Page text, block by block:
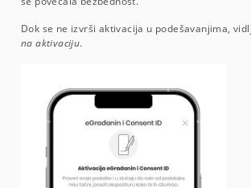
Dok se ne izvrši aktivacija u podešavanjima,
na aktivaciju.